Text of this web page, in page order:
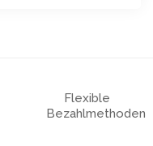
Flexible
Bezahlmethoden